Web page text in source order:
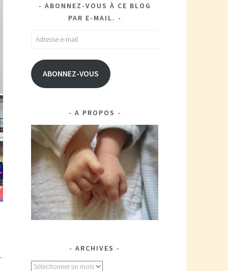
ABONNEZ-VOUS À CE BLOG
PAR E-MAIL.
Adresse
mail
ABONNEZ-VOUS
A PROPOS
ARCHIVES
Archives